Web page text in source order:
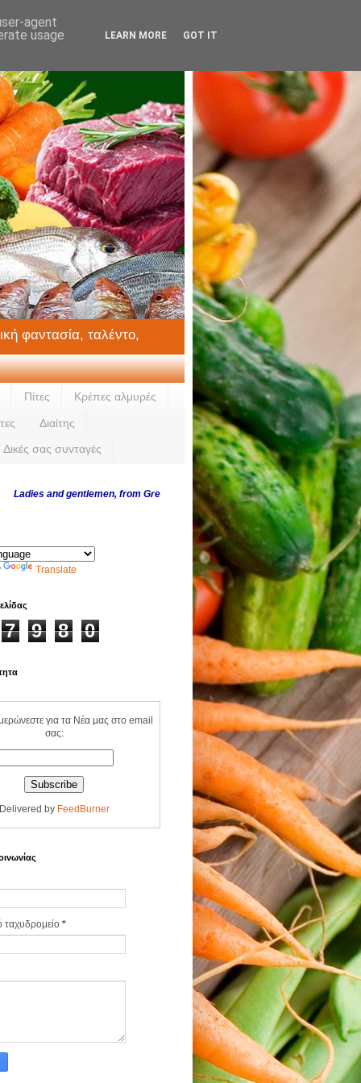
φαντασία, ταλέντο,
Πίτες Κρέπες αλμυρές
Διαίτης
Δικές σας συνταγές
and gentlemen, from Greece and abroad, thank you for visiting us every day
Translate
7 9 8 0
για τα Νέα μας στο email
σας:
by FeedBurner
ταχυδρομείο *
agent
usage
LEARN MORE GOT IT